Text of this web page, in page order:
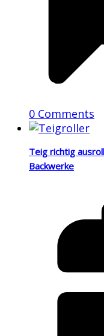
0 Comments
Teig richtig
Backwerke